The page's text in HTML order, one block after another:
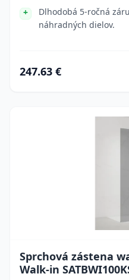
Dlhodobá 5-ročná
náhradných dielov.
247.63 €
Sprchová zástena
Walk-in